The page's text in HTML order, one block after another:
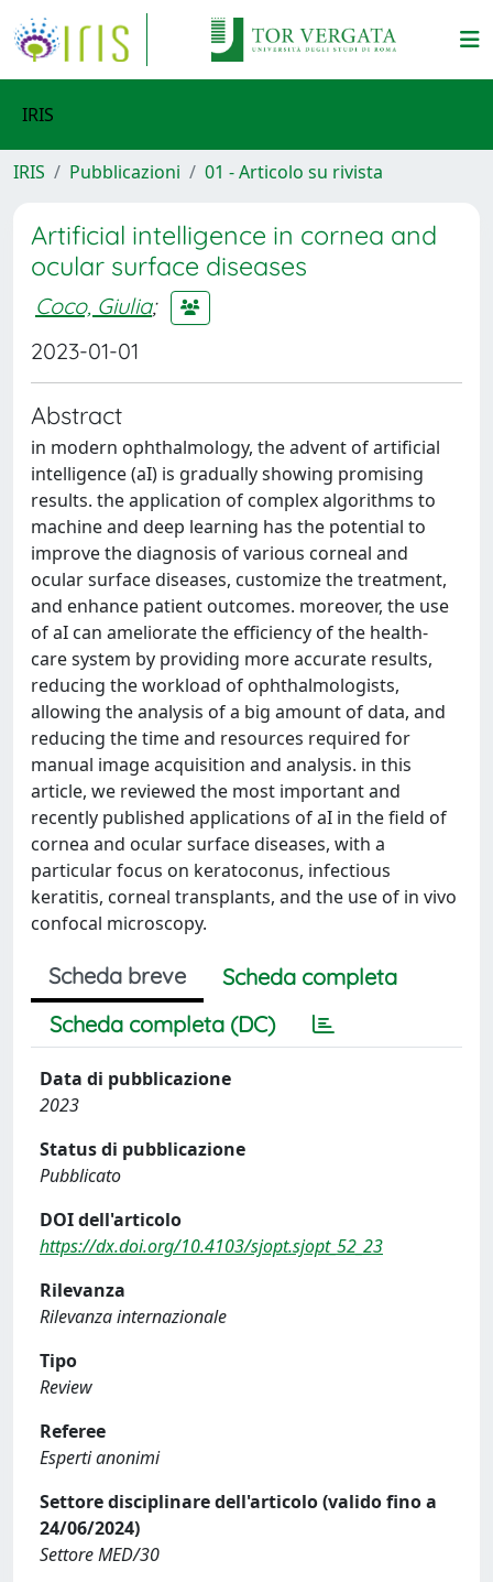
IRIS
IRIS Pubblicazioni 01 - Articolo su rivista
Artificial intelligence in cornea and
ocular surface diseases
Coco, Giulia;
2023-01-01
Abstract
in modern ophthalmology, the advent of artificial
intelligence (aI) is gradually showing promising
results. the application of complex algorithms to
machine and deep learning has the potential to
improve the diagnosis of various corneal and
ocular surface diseases, customize the treatment,
and enhance patient outcomes. moreover, the use
of aI can ameliorate the efficiency of the health-
care system by providing more accurate results,
reducing the workload of ophthalmologists,
allowing the analysis of a big amount of data, and
reducing the time and resources required for
manual image acquisition and analysis. in this
article, we reviewed the most important and
recently published applications of aI in the field of
cornea and ocular surface diseases, with a
particular focus on keratoconus, infectious
keratitis, corneal transplants, and the use of in vivo
confocal microscopy.
Scheda breve
Scheda completa
Scheda completa (DC)
Data di pubblicazione
2023
Status di pubblicazione
Pubblicato
DOI dell'articolo
https://dx.doi.org/10.4103/sjopt.sjopt_52_23
Rilevanza
Rilevanza internazionale
Tipo
Review
Referee
Esperti anonimi
Settore disciplinare dell'articolo (valido fino a
24/06/2024)
Settore MED/30